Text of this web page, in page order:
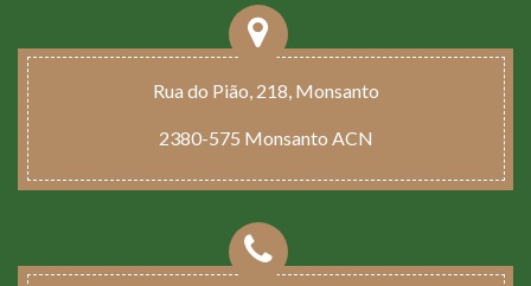
Rua do Pião, 218, Monsanto
2380-575 Monsanto ACN